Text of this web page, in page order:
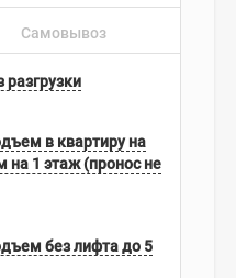
Самовывоз
в квартиру на
на 1 этаж (пронос не
без лифта до 5